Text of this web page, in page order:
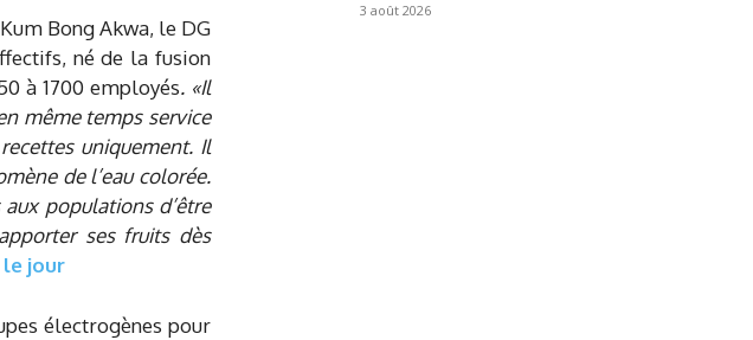
Bong Akwa, le DG
né de la fusion
à 1700 employés. «Il
même temps service
uniquement. Il
de l’eau colorée.
populations d’être
ses fruits dès
le jour
électrogènes pour
3 août 2026